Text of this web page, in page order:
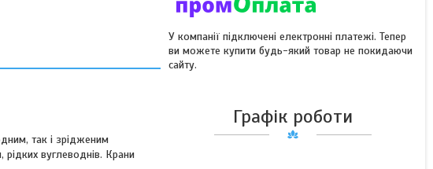
так і зрідженим
вуглеводнів. Крани
У компанії підключені електронні платежі. Тепер
ви можете купити будь-який товар не покидаючи
сайту.
Графік роботи